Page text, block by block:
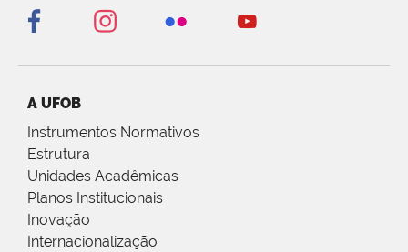
A UFOB
Instrumentos Normativos
Estrutura
Unidades Acadêmicas
Planos Institucionais
Inovação
Internacionalização